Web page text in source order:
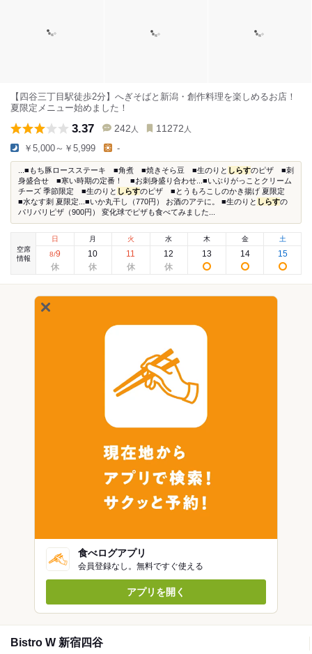
【四谷三丁目駅徒歩2分】へぎそばと新潟・創作料理を楽しめるお店！
夏限定メニュー始めました！
3.37 242 人 11272 人
￥5,000～￥5,999 -
...■もち豚ロースステーキ ■角煮 ■焼きそら豆 ■生のりと しらすのピザ ■刺
身盛合せ ■寒い時期の定番！ ■お刺身盛り合わせ...■いぶりがっことクリーム
チーズ 季節限定 ■生のりと しらすのピザ ■とうもろこしのかき揚げ 夏限定
■水なす刺 夏限定...■いか丸干し（770円） お酒のアテに。 ■生のりと しらすの
パリパリピザ（900円） 変化球でピザも食べてみました...
空席
情報
日
8/9
月
10
火
11
水
12
木
13
金
14
土
15
食べログアプリ
会員登録なし。無料ですぐ使える
アプリを開く
Bistro W 新宿四谷